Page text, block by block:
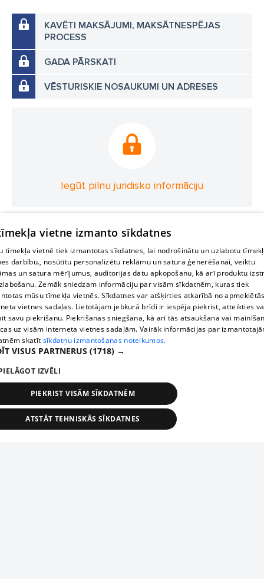
KAVĒTI MAKSĀJUMI, MAKSĀTNESPĒJAS
PROCESS
GADA PĀRSKATI
VĒSTURISKIE NOSAUKUMI UN ADRESES
Iegūt pilnu juridisko informāciju
vietne izmanto sīkdatnes
tīmekļa vietnē tiek izmantotas sīkdatnes, lai nodrošinātu un uzlabotu
darbību., nosūtītu personalizētu reklāmu un satura ģenerēšanai, veiktu
un satura mērījumus, auditorijas datu apkopošanu, kā arī produktu
Zemāk sniedzam informāciju par visām sīkdatnēm, kuras tiek
mūsu tīmekļa vietnēs. Sīkdatnes var atšķirties atkarībā no
vietnes sadaļas. Lietotājam jebkurā brīdī ir iespēja piekrist, atteikties
savu piekrišanu. Piekrišanas sniegšana, kā arī tās atsaukšana vai
uz visām interneta vietnes sadaļām. Vairāk informācijas par
skatīt sīkdatņu izmantošanas noteikumos.
VISUS PARTNERUS (1718) →
IZVĒLI
PIEKRIST VISĀM SĪKDATNĒM
ATSTĀT TEHNISKĀS SĪKDATNES